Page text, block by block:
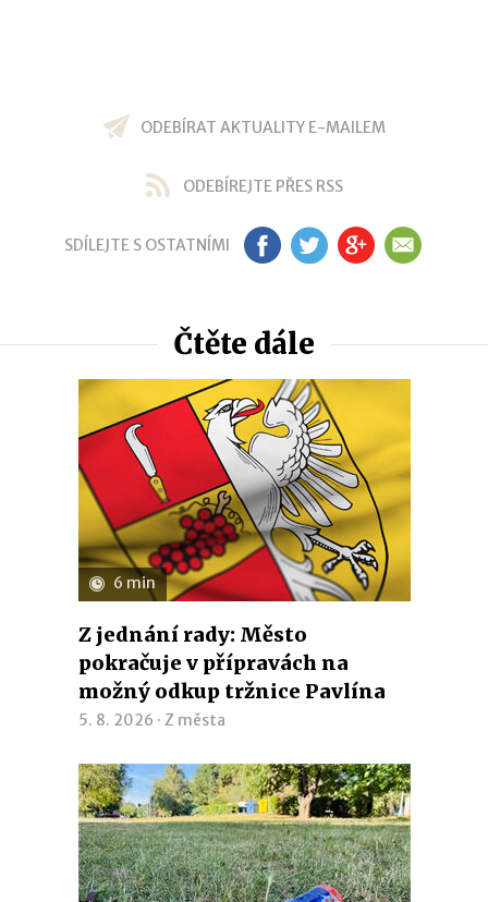
ODEBÍRAT AKTUALITY E-MAILEM
ODEBÍREJTE PŘES RSS
SDÍLEJTE S OSTATNÍMI FB TW GP EM
Čtěte dále
6 min
Z jednání rady: Město
pokračuje v přípravách na
možný odkup tržnice Pavlína
5. 8. 2026 · Z města